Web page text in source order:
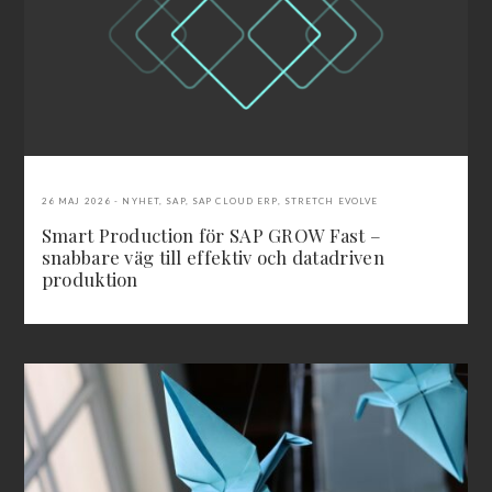
26 MAJ 2026 NYHET SAP, SAP CLOUD ERP STRETCH EVOLVE
Smart Production för SAP GROW Fast –
snabbare väg till effektiv och datadriven
produktion